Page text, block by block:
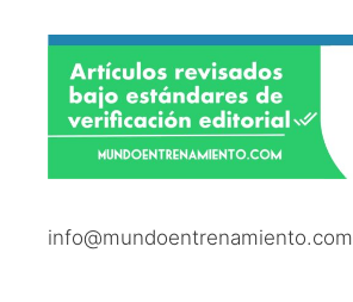
info@mundoentrenamiento.com